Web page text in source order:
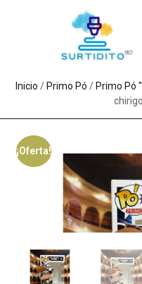
Inicio / Primo Pó / Primo Pó
¡Oferta!